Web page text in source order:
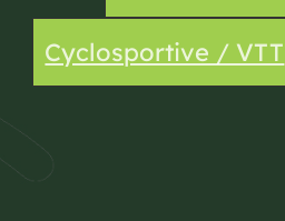
Cyclosportive / VTT